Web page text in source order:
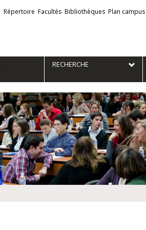
Liens
externes
Répertoire Facultés Bibliothèques Plan campus
RECHERCHE